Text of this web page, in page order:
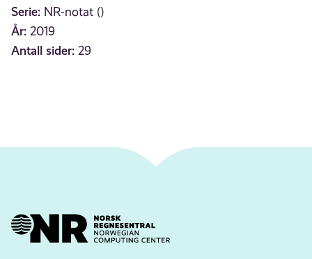
Serie: NR-notat ()
År: 2019
Antall sider: 29